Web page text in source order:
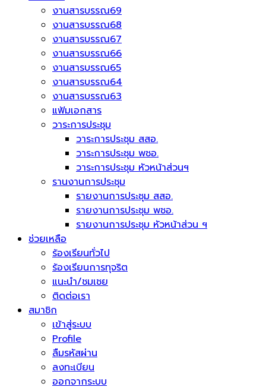
งานสารบรรณ69
งานสารบรรณ68
งานสารบรรณ67
งานสารบรรณ66
งานสารบรรณ65
งานสารบรรณ64
งานสารบรรณ63
แฟ้มเอกสาร
วาระการประชุม
วาระการประชุม สสอ.
วาระการประชุม พชอ.
วาระการประชุม หัวหน้าส่วนฯ
รานงานการประชุม
รายงานการประชุม สสอ.
รายงานการประชุม พชอ.
รายงานการประชุม หัวหน้าส่วน ฯ
ช่วยเหลือ
ร้องเรียนทั่วไป
ร้องเรียนการทุจริต
แนะนำ/ชมเชย
ติดต่อเรา
สมาชิก
เข้าสู่ระบบ
Profile
ลืมรหัสผ่าน
ลงทะเบียน
ออกจากระบบ